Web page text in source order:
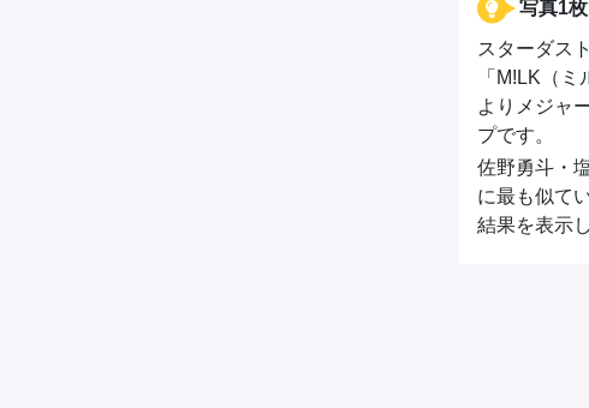
写真1
スターダス
「M!LK（
よりメジャ
プです。
佐野勇斗・
に最も似て
結果を表示